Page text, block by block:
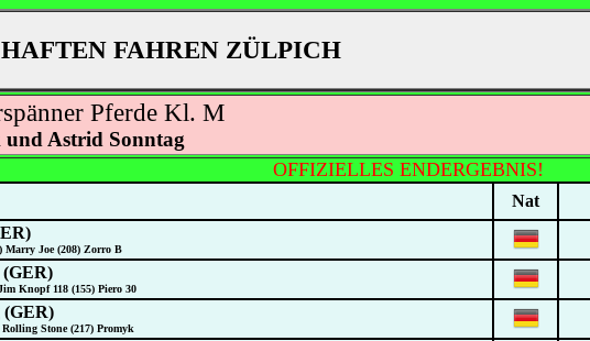
FAHREN ZÜLPICH
Pferde Kl. M
und Astrid Sonntag
OFFIZIELLES ENDERGEBNIS!
Nat
Marry Joe (208) Zorro B
(GER)
Knopf 118 (155) Piero 30
(GER)
Rolling Stone (217) Promyk